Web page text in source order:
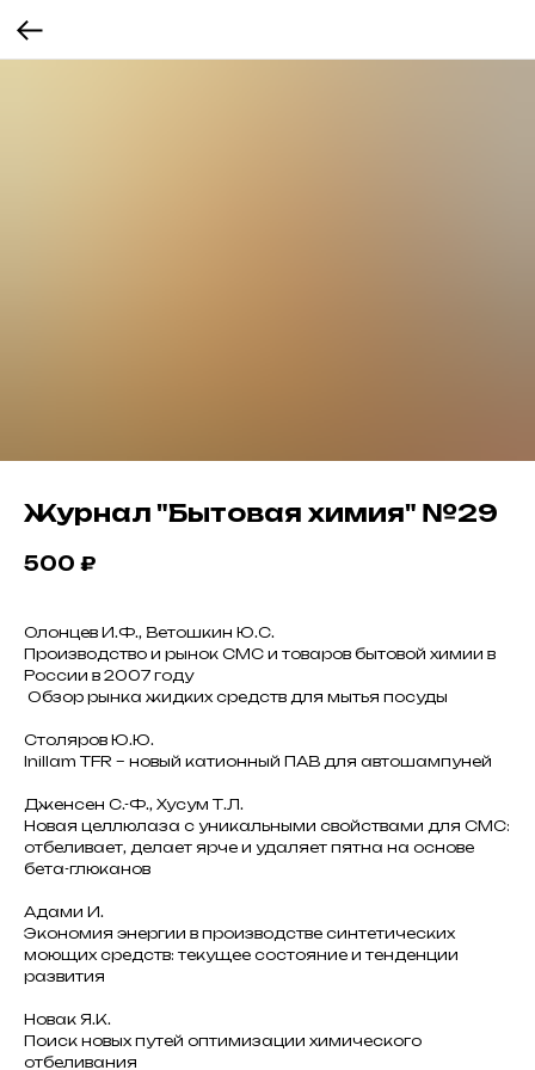
Журнал "Бытовая химия" №29
500 ₽
Олонцев И.Ф., Ветошкин Ю.С.
Производство и рынок СМС и товаров бытовой химии в
России в 2007 году
Обзор рынка жидких средств для мытья посуды
Столяров Ю.Ю.
Inillam TFR – новый катионный ПАВ для автошампуней
Дженсен С.-Ф., Хусум Т.Л.
Новая целлюлаза с уникальными свойствами для СМС:
отбеливает, делает ярче и удаляет пятна на основе
бета-глюканов
Адами И.
Экономия энергии в производстве синтетических
моющих средств: текущее состояние и тенденции
развития
Новак Я.К.
Поиск новых путей оптимизации химического
отбеливания